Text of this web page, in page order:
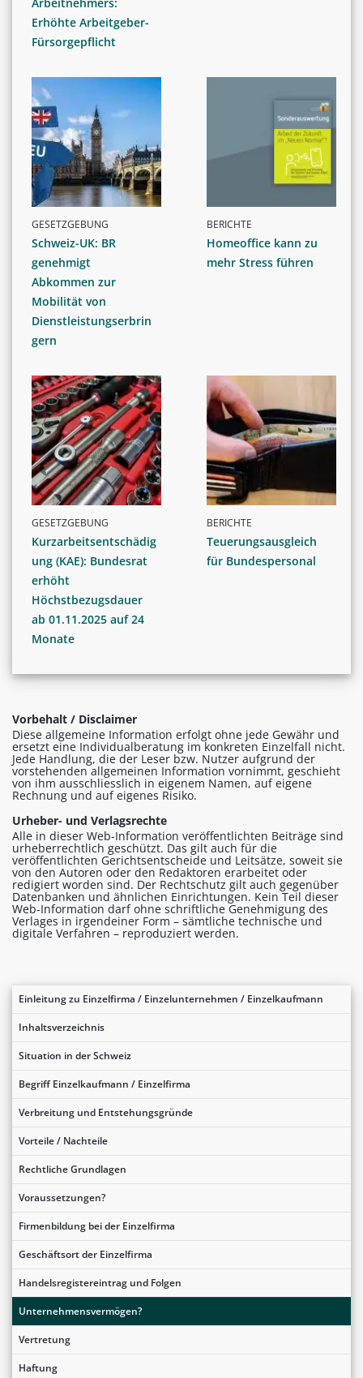
Einleitung zu Einzelfirma / Einzelunternehmen / Einzelkaufmann
Inhaltsverzeichnis
Situation in der Schweiz
Begriff Einzelkaufmann / Einzelfirma
Verbreitung und Entstehungsgründe
Vorteile / Nachteile
Rechtliche Grundlagen
Voraussetzungen?
Firmenbildung bei der Einzelfirma
Geschäftsort der Einzelfirma
Handelsregistereintrag und Folgen
Unternehmensvermögen?
Vertretung
Haftung
Erhöhte Arbeitgeber-
Fürsorgepflicht
GESETZGEBUNG
Schweiz-UK: BR
genehmigt
Abkommen zur
Mobilität von
Dienstleistungserbrin
gern
BERICHTE
Homeoffice kann zu
mehr Stress führen
GESETZGEBUNG
Kurzarbeitsentschädig
ung (KAE): Bundesrat
erhöht
Höchstbezugsdauer
ab 01.11.2025 auf 24
Monate
BERICHTE
Teuerungsausgleich
für Bundespersonal
Vorbehalt / Disclaimer
Diese allgemeine Information erfolgt ohne jede Gewähr und
ersetzt eine Individualberatung im konkreten Einzelfall nicht.
Jede Handlung, die der Leser bzw. Nutzer aufgrund der
vorstehenden allgemeinen Information vornimmt, geschieht
von ihm ausschliesslich in eigenem Namen, auf eigene
Rechnung und auf eigenes Risiko.
Urheber- und Verlagsrechte
Alle in dieser Web-Information veröffentlichten Beiträge sind
urheberrechtlich geschützt. Das gilt auch für die
veröffentlichten Gerichtsentscheide und Leitsätze, soweit sie
von den Autoren oder den Redaktoren erarbeitet oder
redigiert worden sind. Der Rechtschutz gilt auch gegenüber
Datenbanken und ähnlichen Einrichtungen. Kein Teil dieser
Web-Information darf ohne schriftliche Genehmigung des
Verlages in irgendeiner Form – sämtliche technische und
digitale Verfahren – reproduziert werden.